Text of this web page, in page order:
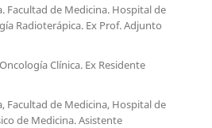
Facultad de Medicina. Hospital de
Radioterápica. Ex Prof. Adjunto
Clínica. Ex Residente
Facultad de Medicina, Hospital de
de Medicina. Asistente